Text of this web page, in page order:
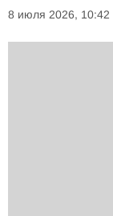
8 июля 2026, 10:42